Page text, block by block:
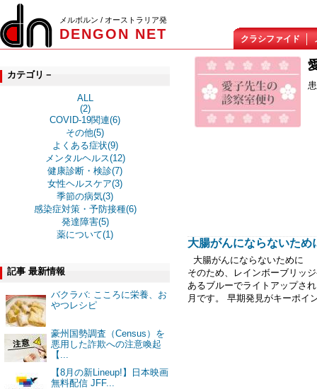
メルボルン / オーストラリア発
DENGON NET クラシファイド
カテゴリ－
ALL
(2)
COVID-19関連(6)
その他(5)
よくある症状(9)
メンタルヘルス(12)
健康診断・検診(7)
女性ヘルスケア(3)
季節の病気(3)
感染症対策・予防接種(6)
発達障害(5)
薬について(1)
記事 最新情報
バクラバ: こころに栄養、お
やつレシピ
豪州国勢調査（Census）を
悪用した詐欺への注意喚起
【...
【8月の新Lineup!】日本映画
無料配信 JFF...
大腸がんにならないため
大腸がんにならないために
そのため、レインボーブリッ
あるブルーでライトアップさ
月です。 早期発見がキーポイ